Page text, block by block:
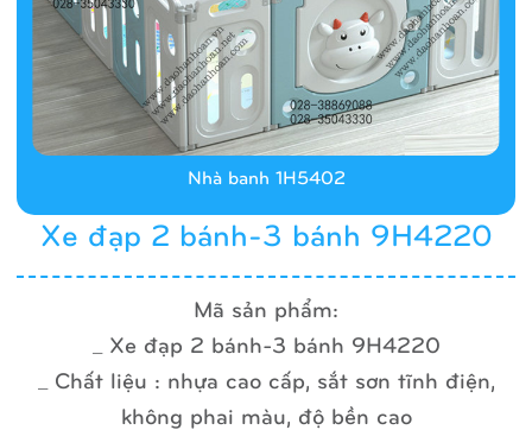
Xe đạp 2 bánh-3 bánh 9H4220
Mã sản phẩm:
_ Xe đạp 2 bánh-3 bánh 9H4220
_ Chất liệu : nhựa cao cấp, sắt sơn tĩnh điện,
không phai màu, độ bền cao
Nhà banh 1H5402